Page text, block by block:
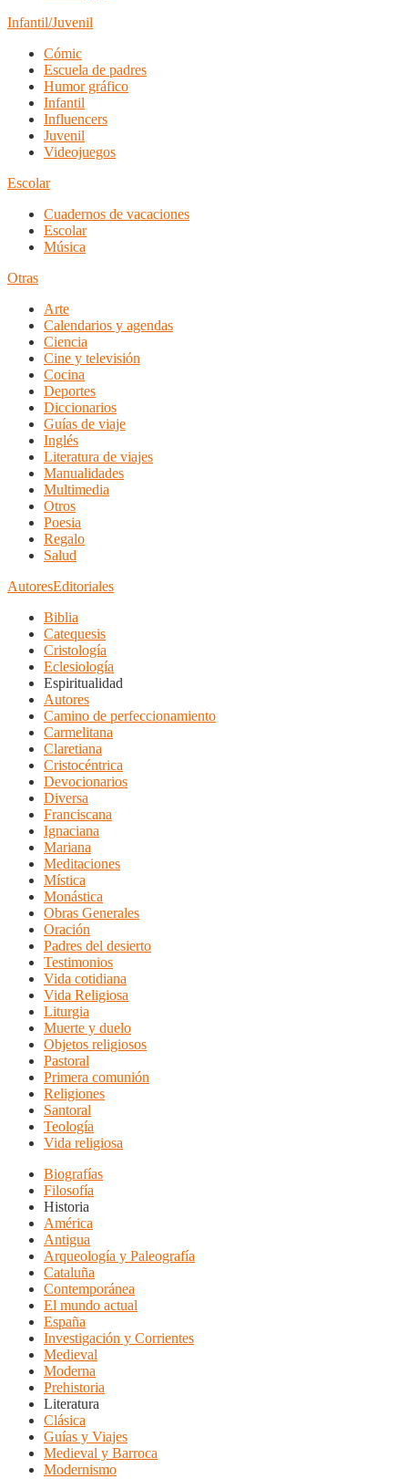
Infantil/Juvenil
Cómic
Escuela de padres
Humor gráfico
Infantil
Influencers
Juvenil
Videojuegos
Escolar
Cuadernos de vacaciones
Escolar
Música
Otras
Arte
Calendarios y agendas
Ciencia
Cine y televisión
Cocina
Deportes
Diccionarios
Guías de viaje
Inglés
Literatura de viajes
Manualidades
Multimedia
Otros
Poesia
Regalo
Salud
AutoresEditoriales
Biblia
Catequesis
Cristología
Eclesiología
Espiritualidad
Autores
Camino de perfeccionamiento
Carmelitana
Claretiana
Cristocéntrica
Devocionarios
Diversa
Franciscana
Ignaciana
Mariana
Meditaciones
Mística
Monástica
Obras Generales
Oración
Padres del desierto
Testimonios
Vida cotidiana
Vida Religiosa
Liturgia
Muerte y duelo
Objetos religiosos
Pastoral
Primera comunión
Religiones
Santoral
Teología
Vida religiosa
Biografías
Filosofía
Historia
América
Antigua
Arqueología y Paleografía
Cataluña
Contemporánea
El mundo actual
España
Investigación y Corrientes
Medieval
Moderna
Prehistoria
Literatura
Clásica
Guías y Viajes
Medieval y Barroca
Modernismo